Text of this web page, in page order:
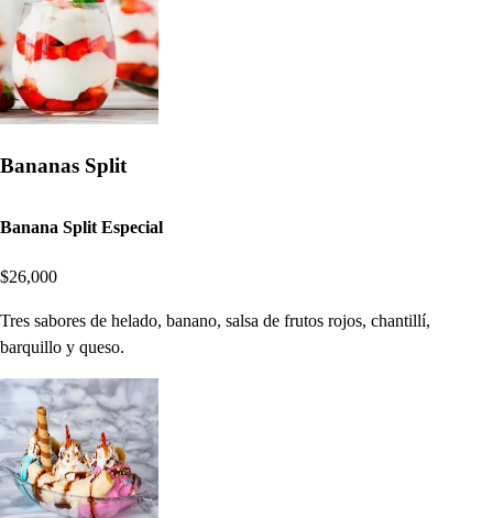
Bananas Split
Banana Split Especial
$26,000
Tres sabores de helado, banano, salsa de frutos rojos, chantillí,
barquillo y queso.